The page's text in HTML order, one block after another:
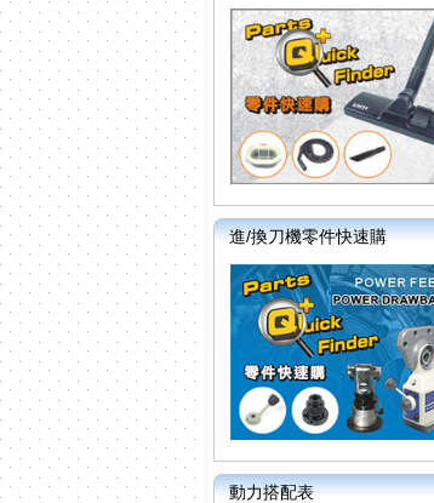
進/換刀機零件快速購
動力搭配表